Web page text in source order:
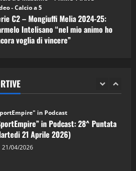
- Calcio a 5
C2 – Mongiuffi Melia 2024-25:
Intelisano “nel mio animo ho
voglia di vincere”
05 Maggio 2026)
08/05/2026
28/04/2026
in Podcast
in Podcast: 28^ Puntata
21 Aprile 2026)
21/04/2026